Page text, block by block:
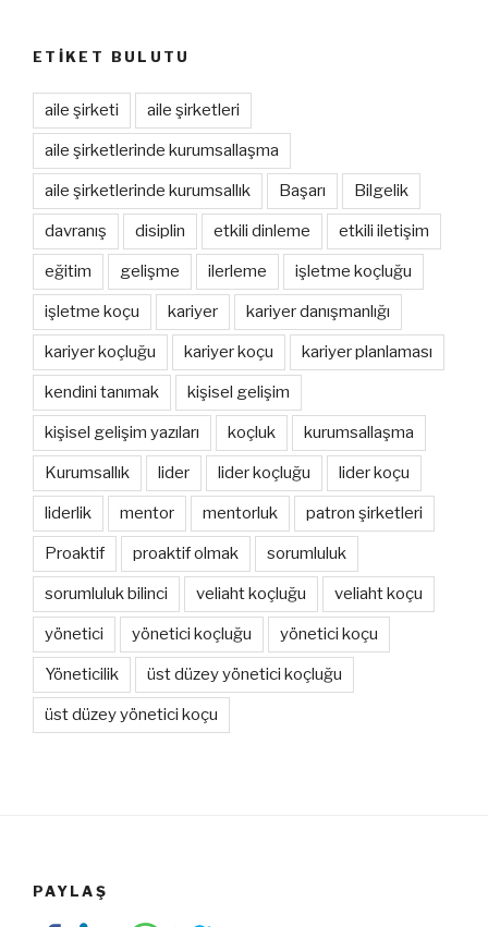
ETİKET BULUTU
aile şirketi aile şirketleri
aile şirketlerinde kurumsallaşma
aile şirketlerinde kurumsallık Başarı Bilgelik
davranış disiplin etkili dinleme etkili iletişim
eğitim gelişme ilerleme işletme koçluğu
işletme koçu kariyer kariyer danışmanlığı
kariyer koçluğu kariyer koçu kariyer planlaması
kendini tanımak kişisel gelişim
kişisel gelişim yazıları koçluk kurumsallaşma
Kurumsallık lider lider koçluğu lider koçu
liderlik mentor mentorluk patron şirketleri
Proaktif proaktif olmak sorumluluk
sorumluluk bilinci veliaht koçluğu veliaht koçu
yönetici yönetici koçluğu yönetici koçu
Yöneticilik üst düzey yönetici koçluğu
üst düzey yönetici koçu
PAYLAŞ